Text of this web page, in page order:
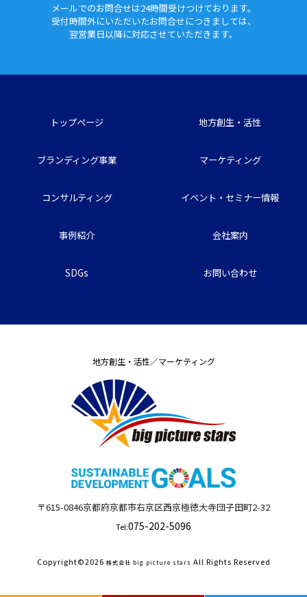
メールでのお問合せは24時間受けつけております。
受付時間外にいただいたお問合せにつきましては、
翌営業日以降に対応させていただきます。
トップページ 地方創生・活性
ブランディング事業 マーケティング
コンサルティング イベント・セミナー情報
事例紹介 会社案内
SDGs お問い合わせ
地方創生・活性／マーケティング
〒615-0846京都府京都市右京区西京極徳大寺団子田町2-32
Tel:075-202-5096
Copyright©2026 株式会社 big picture stars All Rights Reserved